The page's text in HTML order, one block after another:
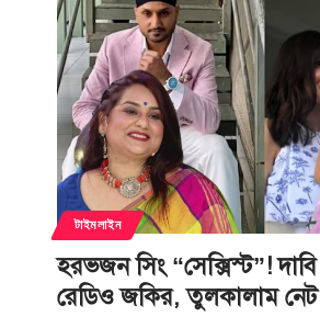
টাইমলাইন
হরভজন সিং “সেক্সিস্ট”!
রেডিও জকির, তুলকালাম নেট